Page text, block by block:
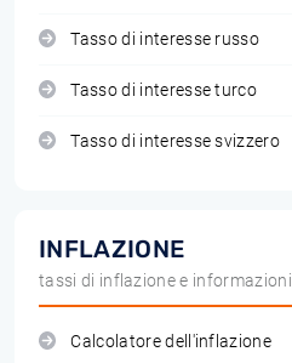
Tasso di interesse russo
Tasso di interesse turco
Tasso di interesse svizzero
INFLAZIONE
tassi di inflazione e informazioni
Calcolatore dell'inflazione